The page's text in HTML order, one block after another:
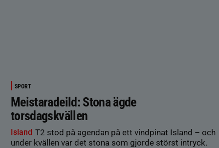
SPORT
Meistaradeild: Stona ägde
torsdagskvällen
Island T2 stod på agendan på ett vindpinat Island – och
under kvällen var det stona som gjorde störst intryck.